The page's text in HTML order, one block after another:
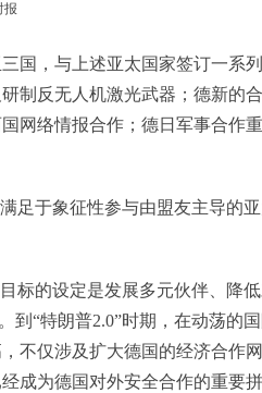
报
国，与上述亚太国家签订一系
制反无人机激光武器；德新的
网络情报合作；德日军事合作
足于象征性参与由盟友主导的
标的设定是发展多元伙伴、降
到“特朗普2.0”时期，在动荡的
不仅涉及扩大德国的经济合作
成为德国对外安全合作的重要拼